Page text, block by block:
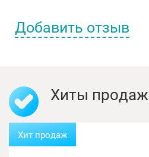
Добавить отзыв
Отзыв:
Хиты продаж
Хит продаж